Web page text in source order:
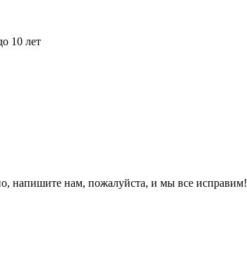
10 лет
напишите нам, пожалуйста, и мы все исправим!